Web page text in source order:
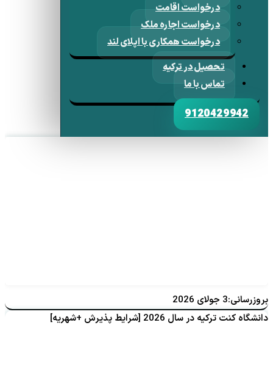
درخواست اقامت
درخواست اجاره ملک
درخواست همکاری با اپلای لند
تحصیل در ترکیه
تماس با ما
9120429942
بروزرسانی:3 جولای 2026
دانشگاه کنت ترکیه در سال 2026 [شرایط پذیرش +شهریه]